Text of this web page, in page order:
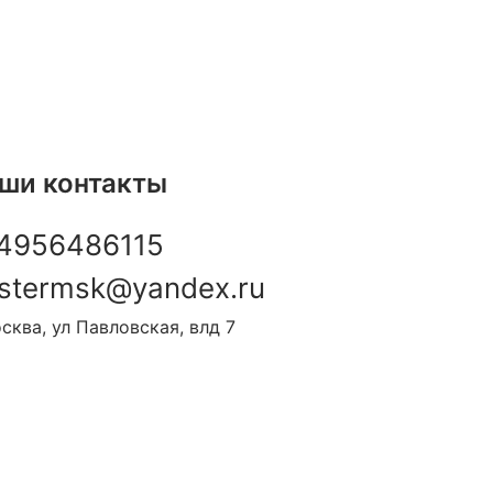
подбора размеров:
контакты
ул Павловская, влд 7